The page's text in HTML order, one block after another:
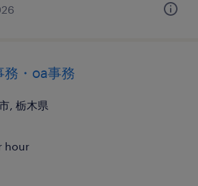
務・oa事務
, 栃木県
hour